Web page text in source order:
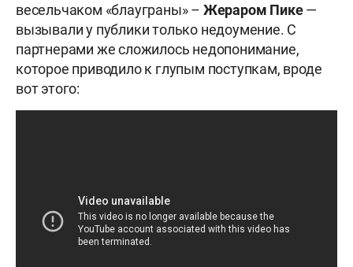
весельчаком «блауграны» – Жераром Пике—
вызывали у публики только недоумение. С
партнерами же сложилось недопонимание,
которое приводило к глупым поступкам, вроде
вот этого: